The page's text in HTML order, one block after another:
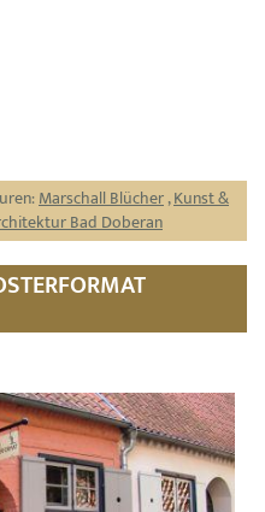
Marschall Blücher,Kunst &
Bad Doberan